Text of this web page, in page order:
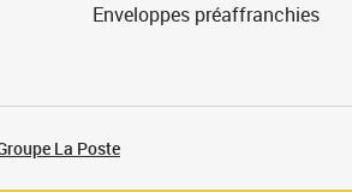
Enveloppes préaffranchies
La Poste